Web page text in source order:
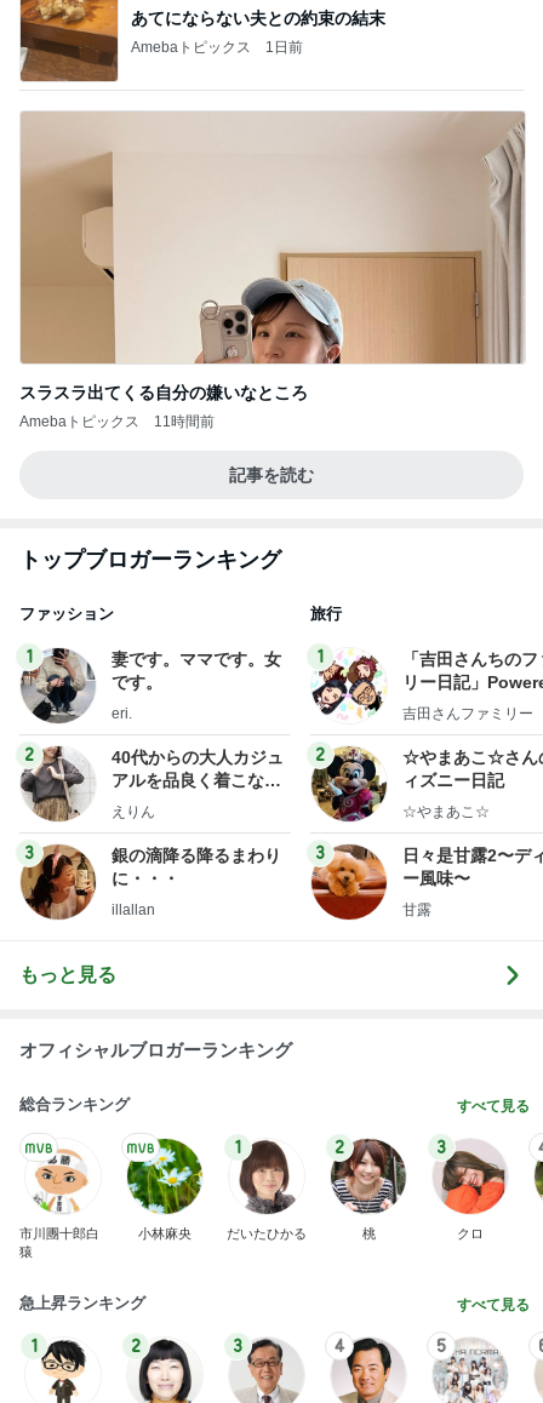
あてにならない夫との約束の結末
Amebaトピックス 1日前
スラスラ出てくる自分の嫌いなところ
Amebaトピックス 11時間前
記事を読む
トップブロガーランキング
ファッション
1
妻です。ママです。女
です。
eri.
2
40代からの大人カジュ
アルを品良く着こなす
ファッションブログ
えりん
3
銀の滴降る降るまわり
に・・・
illallan
旅行
1
「吉田さんちの
リー日記」
y Ameba 吉田さ
ログ
吉田さんファミリー
2
☆やまあこ☆さん
ィズニー日記
☆やまあこ☆
3
日々是甘露2〜デ
ー風味〜
甘露
もっと見る
オフィシャルブロガーランキング
総合ランキング すべて見る
市川團十郎白
猿
小林麻央
1
だいたひかる
2
桃
3
クロ
急上昇ランキング すべて見る
1 2 3 4 5